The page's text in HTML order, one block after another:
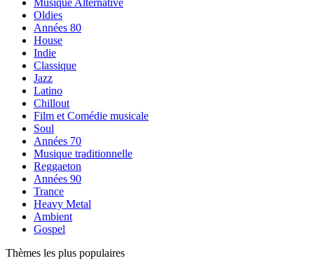
Musique Alternative
Oldies
Années 80
House
Indie
Classique
Jazz
Latino
Chillout
Film et Comédie musicale
Soul
Années 70
Musique traditionnelle
Reggaeton
Années 90
Trance
Heavy Metal
Ambient
Gospel
Thèmes les plus populaires